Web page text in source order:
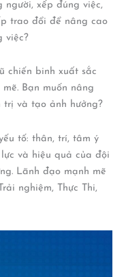
người, xếp đúng việc,
trao đổi để nâng cao
việc?
chiến binh xuất sắc
Bạn muốn nâng
và tạo ảnh hưởng?
tố: thân, trí, tâm ý
và hiệu quả của đội
Lãnh đạo mạnh mẽ
nghiệm, Thực Thi,